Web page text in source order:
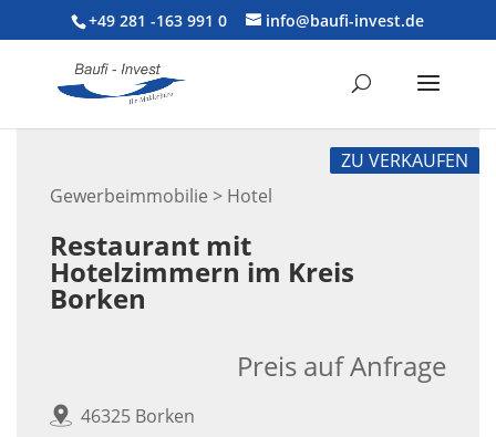
+49 281 -163 991 0 info@baufi-invest.de
Gewerbeimmobilie > Hotel
ZU VERKAUFEN
Restaurant mit
Hotelzimmern im Kreis
Borken
46325 Borken
Preis auf Anfrage